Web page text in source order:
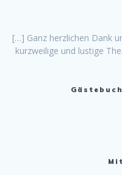
[…] Ganz herzlichen Dank
kurzweilige und lustige